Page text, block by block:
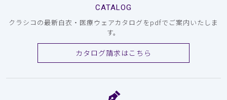
CATALOG
クラシコの最新白衣・医療ウェアカタログをpdfでご案内いたしま
す。
カタログ請求はこちら